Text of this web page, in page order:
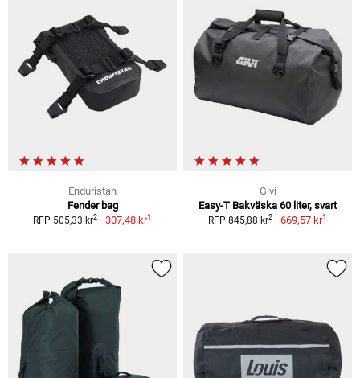
Enduristan
Fender bag
RFP 505,33 kr2 307,48 kr1
Givi
Easy-T Bakväska 60 liter, svart
RFP 845,88 kr2 669,57 kr1